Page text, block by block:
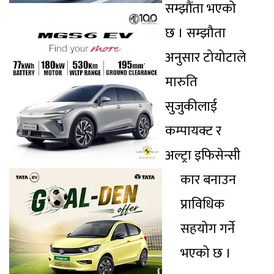
सम्झौंता भएको
छ । सम्झौता
अनुसार टोयोटाले
मारुति
सुजुकीलाई
कम्पायक्ट र
अल्ट्रा इफिसेन्सी
कार बनाउन
प्राविधिक
सहयोग गर्ने
भएको छ ।